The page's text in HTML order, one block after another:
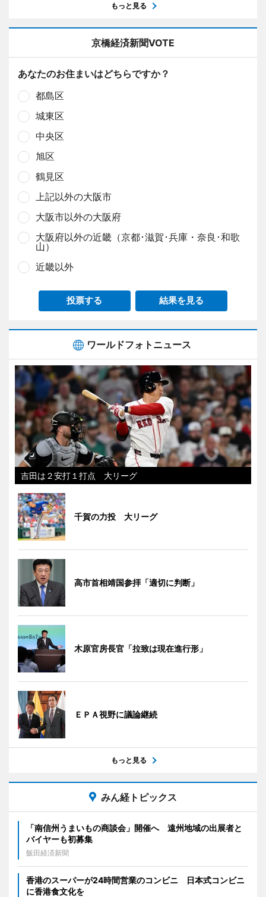
もっと見る
京橋経済新聞VOTE
あなたのお住まいはどちらですか？
都島区
城東区
中央区
旭区
鶴見区
上記以外の大阪市
大阪市以外の大阪府
大阪府以外の近畿（京都･滋賀･兵庫・奈良･和歌
山）
近畿以外
投票する 結果を見る
ワールドフォトニュース
吉田は２安打１打点 大リーグ
千賀の力投 大リーグ
高市首相靖国参拝「適切に判断」
木原官房長官「拉致は現在進行形」
ＥＰＡ視野に議論継続
もっと見る
みん経トピックス
「南信州うまいもの商談会」開催へ 遠州地域の出展者と
バイヤーも初募集
飯田経済新聞
香港のスーパーが24時間営業のコンビニ 日本式コンビニ
に香港食文化を